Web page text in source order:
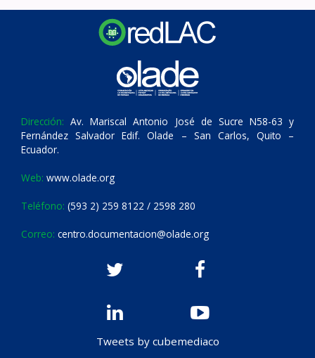
Dirección: Av. Mariscal Antonio José de Sucre N58-63 y
Fernández Salvador Edif. Olade – San Carlos, Quito –
Ecuador.
Web: www.olade.org
Teléfono: (593 2) 259 8122 / 2598 280
Correo: centro.documentacion@olade.org
Tweets by cubemediaco